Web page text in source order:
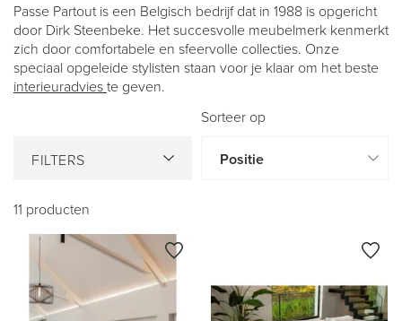
PASSE PARTOUT
Passe Partout is een Belgisch bedrijf dat in 1988 is opgericht
door Dirk Steenbeke. Het succesvolle meubelmerk kenmerkt
zich door comfortabele en sfeervolle collecties. Onze
speciaal opgeleide stylisten staan voor je klaar om het beste
interieuradvieste geven.
FILTERS
11 producten
Sorteer op